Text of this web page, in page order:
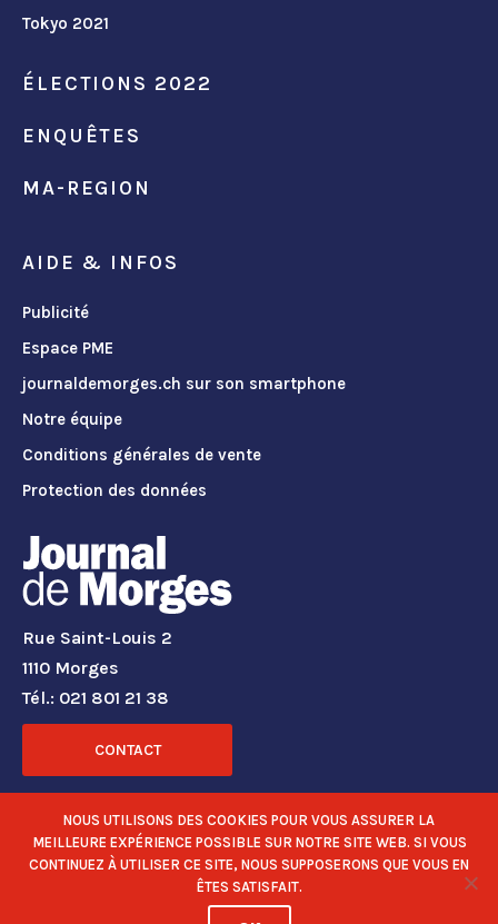
Tokyo 2021
ÉLECTIONS 2022
ENQUÊTES
MA-REGION
AIDE & INFOS
Publicité
Espace PME
journaldemorges.ch sur son smartphone
Notre équipe
Conditions générales de vente
Protection des données
Rue Saint-Louis 2
1110 Morges
Tél.: 021 801 21 38
CONTACT
RÉSEAUX SOCIAUX
NOUS UTILISONS DES COOKIES POUR VOUS ASSURER LA
MEILLEURE EXPÉRIENCE POSSIBLE SUR NOTRE SITE WEB. SI VOUS
CONTINUEZ À UTILISER CE SITE, NOUS SUPPOSERONS QUE VOUS EN
ÊTES SATISFAIT.